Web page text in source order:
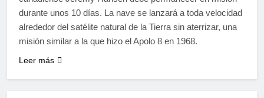
durante unos 10 días. La nave se lanzará a toda velocidad
alrededor del satélite natural de la Tierra sin aterrizar, una
misión similar a la que hizo el Apolo 8 en 1968.
Leer más